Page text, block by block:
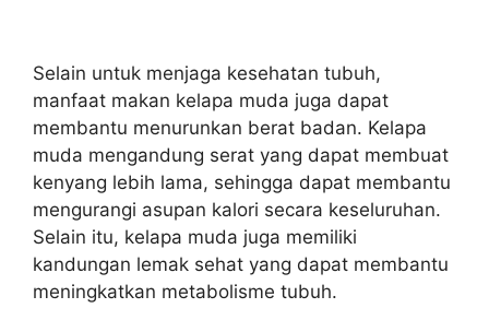
Selain untuk menjaga kesehatan tubuh,
manfaat makan kelapa muda juga dapat
membantu menurunkan berat badan. Kelapa
muda mengandung serat yang dapat membuat
kenyang lebih lama, sehingga dapat membantu
mengurangi asupan kalori secara keseluruhan.
Selain itu, kelapa muda juga memiliki
kandungan lemak sehat yang dapat membantu
meningkatkan metabolisme tubuh.